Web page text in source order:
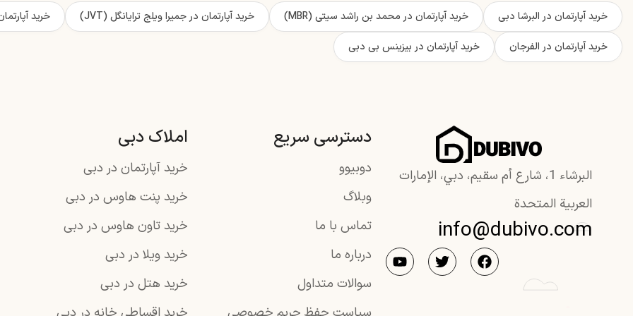
خرید آپارتمان در البرشا دبی خرید آپارتمان در محمد بن راشد سیتی (MBR) خرید آپارتمان در جمیرا ویلج ترایانگل (JVT) خرید
خرید آپارتمان در الفرجان خرید آپارتمان در بیزینس بی دبی
البرشاء 1، شارع أم سقيم، دبي، الإمارات
العربية المتحدة
info@dubivo.com
دسترسی سریع
دوبیوو
وبلاگ
تماس با ما
درباره ما
سوالات متداول
املاک دبی
خرید آپارتمان در دبی
خرید پنت هاوس در دبی
خرید تاون هاوس در دبی
خرید ویلا در دبی
خرید هتل در دبی